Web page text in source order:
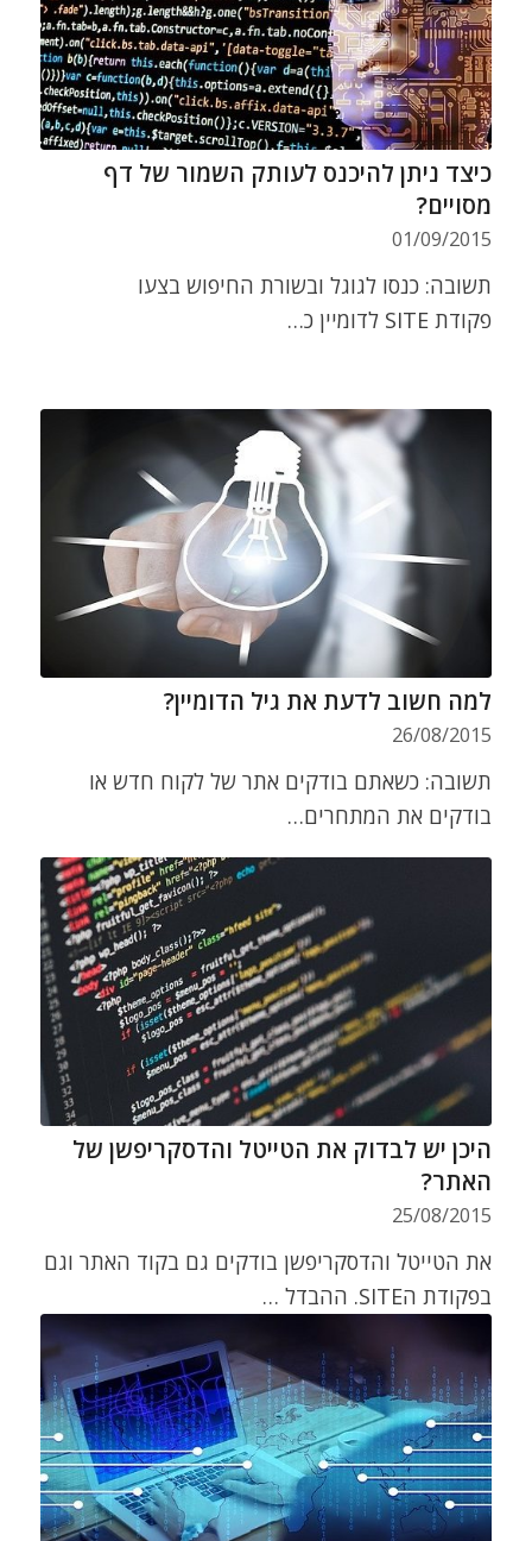
כיצד ניתן להיכנס לעותק השמור של דף
מסויים?
01/09/2015
תשובה: כנסו לגוגל ובשורת החיפוש בצעו
פקודת SITE לדומיין כ…
למה חשוב לדעת את גיל הדומיין?
26/08/2015
תשובה: כשאתם בודקים אתר של לקוח חדש או
בודקים את המתחרים…
היכן יש לבדוק את הטייטל והדסקריפשן של
האתר?
25/08/2015
את הטייטל והדסקריפשן בודקים גם בקוד האתר וגם
בפקודת הSITE. ההבדל …